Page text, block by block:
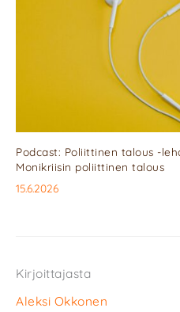
Podcast: Poliittinen talous -
Monikriisin poliittinen talous
15.6.2026
Kirjoittajasta
Aleksi Okkonen